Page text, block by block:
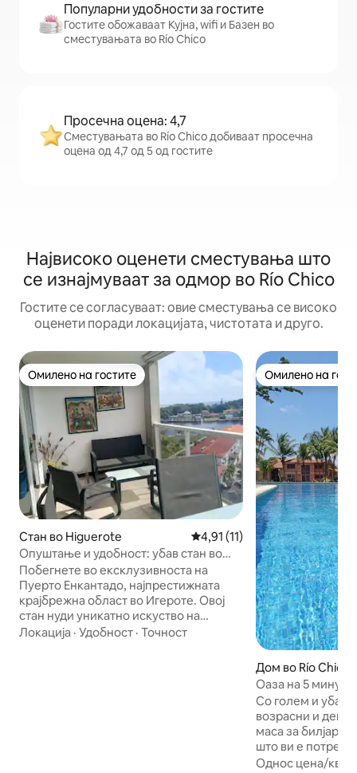
Популарни удобности за гостите
Гостите обожаваат Кујна, wifi и Базен во
сместувањата во Río Chico
Просечна оцена: 4,7
Сместувањата во Río Chico добиваат просечна
оцена од 4,7 од 5 од гостите
Највисоко оценети сместувања што
се изнајмуваат за одмор во Río Chico
Гостите се согласуваат: овие сместувања се високо
оценети поради локацијата, чистотата и друго.
Омилено на гостите
Омилено на гостите
Стан во Higuerote Просечна оцена: 4,91 од 5,
4,91 (11)
Опуштање и удобност: убав стан во
Пуерто Енкантадо.
Побегнете во ексклузивноста на
Пуерто Енкантадо, најпрестижната
крајбрежна област во Игероте. Овој
стан нуди уникатно искуство на
спокојство и удобност. - Голема тераса
Локација · Удобност · Точност
Омилено на
Омилено на
Дом во Río Chico
Оаза на 5
Со голем и убав
возрасни и деца
маса за билјард,
што ви е
прекрасни
Однос цена/